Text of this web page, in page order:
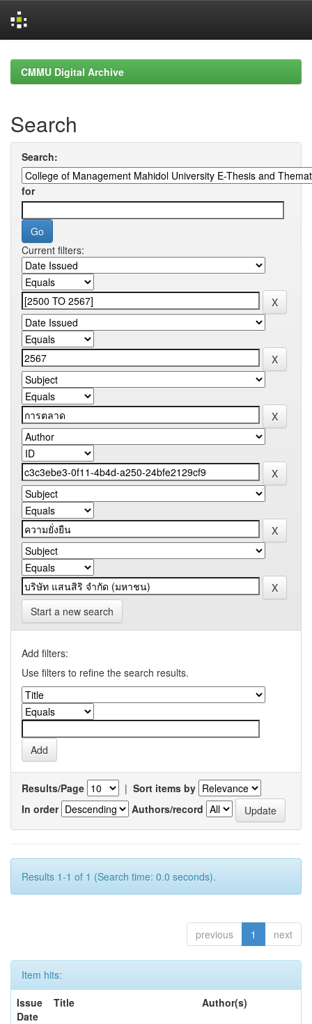
navigationCMMU Digital Archive
Search
Search:
for
Current filters:
Start a new search
Add filters:
Use filters to refine the search results.
Results/Page | Sort items by
In order
Authors/record
Results 1-1 of 1 (Search time: 0.0 seconds).
previous 1 next
Item hits:
Issue
Date
Title Author(s)